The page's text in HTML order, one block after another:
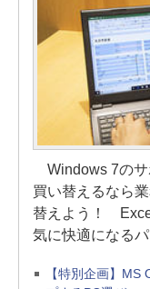
Windows 7のサ
買い替えるなら
替えよう！
気に快適になる
【特別企画】MS